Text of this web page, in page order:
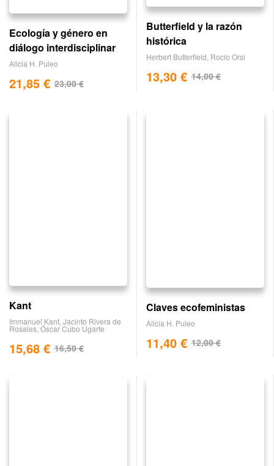
Ecología y género en
diálogo interdisciplinar
Alicia H. Puleo
23,00€
21,85 €
Butterfield y la razón
histórica
Herbert Butterfield Rocío Orsi
14,00€
13,30 €
Kant
Immanuel Kant Jacinto Rivera de
Rosales Óscar Cubo Ugarte
16,50€
15,68 €
Claves ecofeministas
Alicia H. Puleo
12,00€
11,40 €